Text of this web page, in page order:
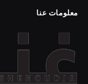
معلومات عنا